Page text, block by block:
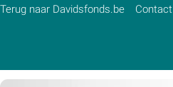
Terug naar Davidsfonds.be Contact